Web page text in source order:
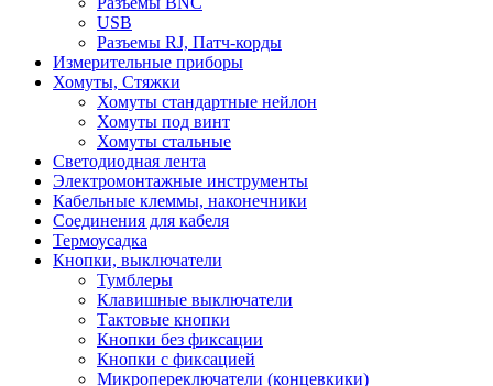
USB
Разъемы RJ, Патч-корды
Измерительные приборы
Хомуты, Стяжки
Хомуты стандартные нейлон
Хомуты под винт
Хомуты стальные
Светодиодная лента
Электромонтажные инструменты
Кабельные клеммы, наконечники
Соединения для кабеля
Термоусадка
Кнопки, выключатели
Тумблеры
Клавишные выключатели
Тактовые кнопки
Кнопки без фиксации
Кнопки с фиксацией
Микропереключатели (концевкики)